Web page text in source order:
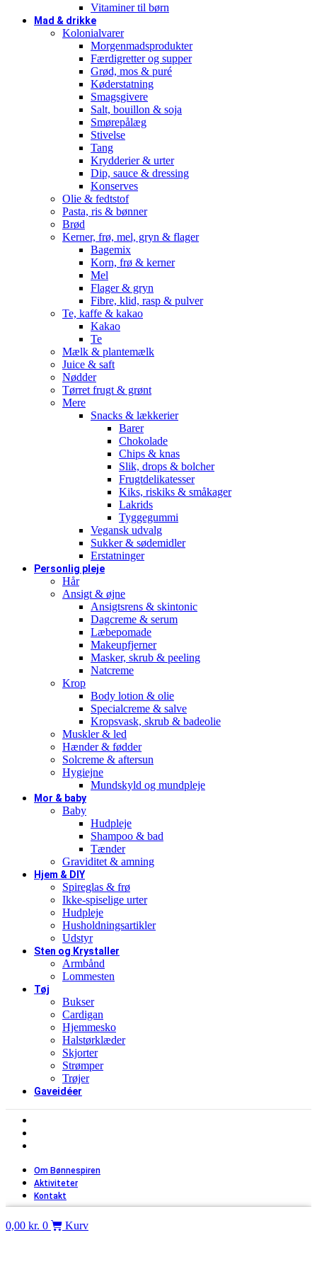
Vitaminer til børn
Mad & drikke
Kolonialvarer
Morgenmadsprodukter
Færdigretter og supper
Grød, mos & puré
Køderstatning
Smagsgivere
Salt, bouillon & soja
Smørepålæg
Stivelse
Tang
Krydderier & urter
Dip, sauce & dressing
Konserves
Olie & fedtstof
Pasta, ris & bønner
Brød
Kerner, frø, mel, gryn & flager
Bagemix
Korn, frø & kerner
Mel
Flager & gryn
Fibre, klid, rasp & pulver
Te, kaffe & kakao
Kakao
Te
Mælk & plantemælk
Juice & saft
Nødder
Tørret frugt & grønt
Mere
Snacks & lækkerier
Barer
Chokolade
Chips & knas
Slik, drops & bolcher
Frugtdelikatesser
Kiks, riskiks & småkager
Lakrids
Tyggegummi
Vegansk udvalg
Sukker & sødemidler
Erstatninger
Personlig pleje
Hår
Ansigt & øjne
Ansigtsrens & skintonic
Dagcreme & serum
Læbepomade
Makeupfjerner
Masker, skrub & peeling
Natcreme
Krop
Body lotion & olie
Specialcreme & salve
Kropsvask, skrub & badeolie
Muskler & led
Hænder & fødder
Solcreme & aftersun
Hygiejne
Mundskyld og mundpleje
Mor & baby
Baby
Hudpleje
Shampoo & bad
Tænder
Graviditet & amning
Hjem & DIY
Spireglas & frø
Ikke-spiselige urter
Hudpleje
Husholdningsartikler
Udstyr
Sten og Krystaller
Armbånd
Lommesten
Tøj
Bukser
Cardigan
Hjemmesko
Halstørklæder
Skjorter
Strømper
Trøjer
Gaveidéer
Om Bønnespiren
Aktiviteter
Kontakt
0,00 kr. 0 Kurv